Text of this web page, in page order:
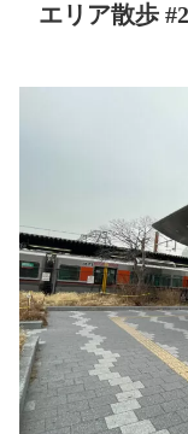
エリア散歩 #2